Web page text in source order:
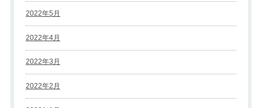
2022年5月
2022年4月
2022年3月
2022年2月